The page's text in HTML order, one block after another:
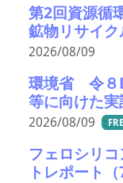
第2回資源循
鉱物リサイ
2026/08/09
環境省 令８
等に向けた
2026/08/09
フェロシリ
トレポート